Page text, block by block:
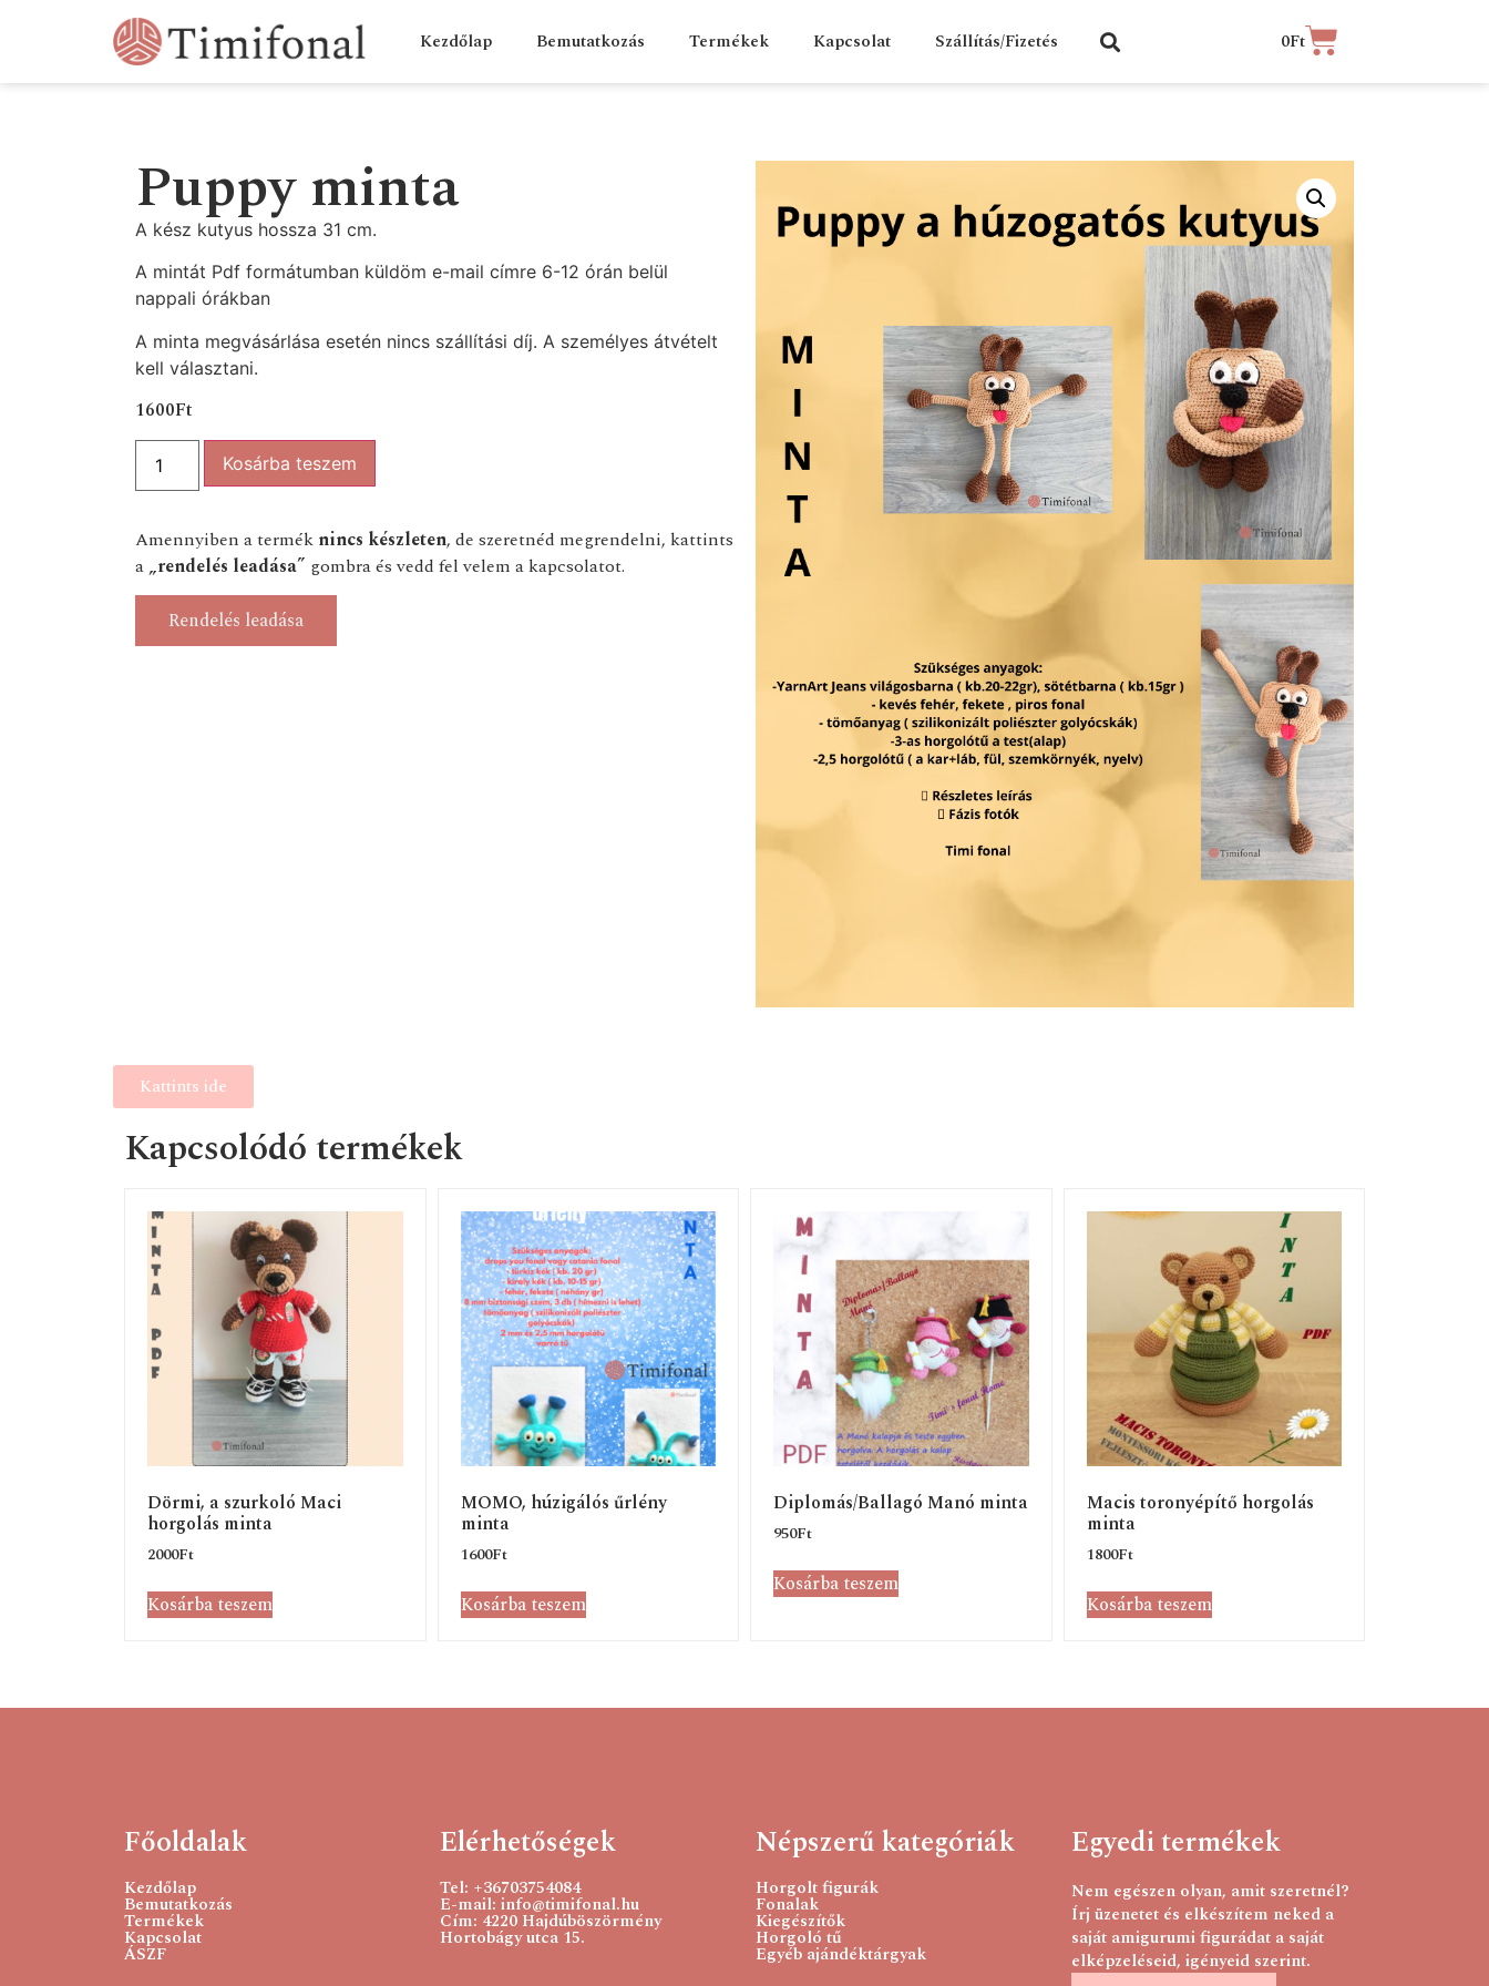
Kezdőlap Bemutatkozás Termékek Kapcsolat Szállítás/Fizetés 0Ft
Puppy minta
A kész kutyus hossza 31 cm.
A mintát Pdf formátumban küldöm e-mail címre 6-12 órán belül
nappali órákban
A minta megvásárlása esetén nincs szállítási díj. A személyes átvételt
kell választani.
1600Ft
Kosárba teszem
Amennyiben a termék nincs készleten, de szeretnéd megrendelni, kattints
a „rendelés leadása” gombra és vedd fel velem a kapcsolatot.
Rendelés leadása
Kattints ide
Kapcsolódó termékek
Dörmi, a szurkoló Maci
horgolás minta
2000Ft
Kosárba teszem
MOMO, húzigálós űrlény
minta
1600Ft
Kosárba teszem
Diplomás/Ballagó Manó minta
950Ft
Kosárba teszem
Macis toronyépítő horgolás
minta
1800Ft
Kosárba teszem
Főoldalak
Kezdőlap
Bemutatkozás
Termékek
Kapcsolat
ÁSZF
Elérhetőségek
Tel: +36703754084
E-mail: info@timifonal.hu
Cím: 4220 Hajdúböszörmény
Hortobágy utca 15.
Népszerű kategóriák
Horgolt figurák
Fonalak
Kiegészítők
Horgoló tű
Egyéb ajándéktárgyak
Egyedi termékek
Nem egészen olyan, amit szeretnél?
Írj üzenetet és elkészítem neked a
saját amigurumi figurádat a saját
elképzeléseid, igényeid szerint.